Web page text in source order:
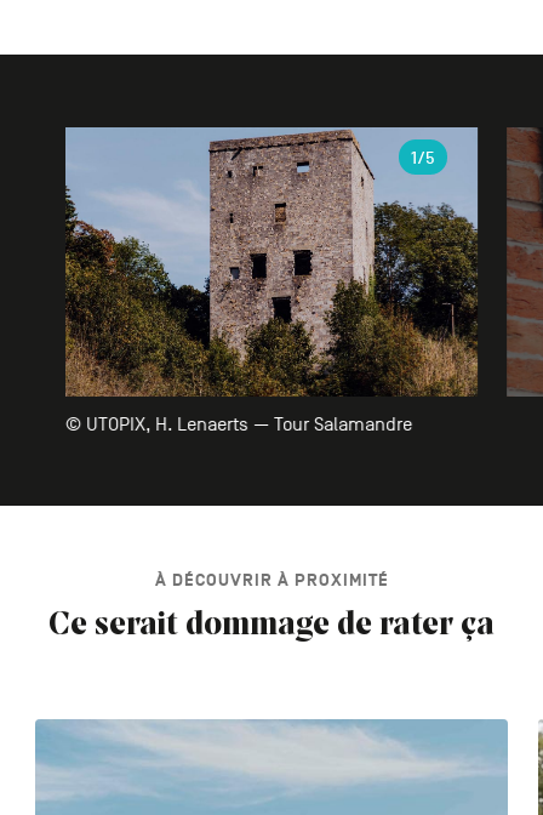
© UTOPIX, H. Lenaerts — Tour Salamandre
1/5
À DÉCOUVRIR À PROXIMITÉ
Ce serait dommage de rater ça